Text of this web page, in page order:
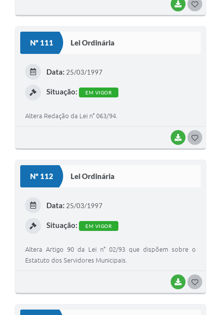
BAIXAR
Nº 111 Lei Ordinária
BAIXAR
Data: 25/03/1997
Situação: EM VIGOR
Altera Redação da Lei n° 063/94.
Nº 112 Lei Ordinária
BAIXAR
Data: 25/03/1997
Situação: EM VIGOR
Altera Artigo 90 da Lei n° 02/93 que dispõem sobre o
Estatuto dos Servidores Municipais.